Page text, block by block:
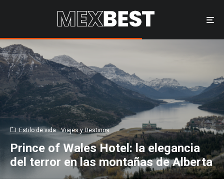
Estilo de vida Viajes y Destinos
Prince of Wales Hotel: la elegancia
del terror en las montañas de Alberta